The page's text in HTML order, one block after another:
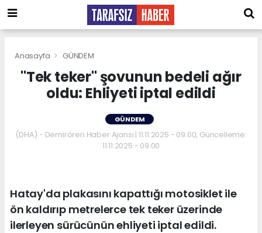
Anasayfa GÜNDEM
"Tek teker" şovunun bedeli ağır
oldu: Ehliyeti iptal edildi
GÜNDEM
(DHA) - Demirören Haber Ajansı | 11.11.2025 - 09:00, Güncelleme:
11.11.2025 - 09:00
Hatay'da plakasını kapattığı motosiklet ile
ön kaldırıp metrelerce tek teker üzerinde
ilerleyen sürücünün ehliyeti iptal edildi.